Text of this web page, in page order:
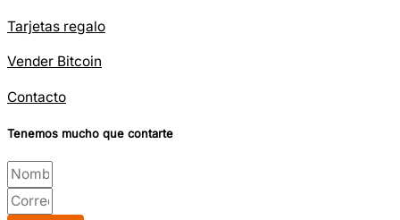
Tarjetas regalo
Vender Bitcoin
Contacto
Tenemos mucho que contarte